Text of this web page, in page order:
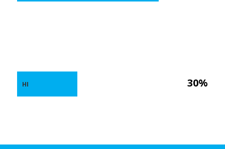
30%
НІ